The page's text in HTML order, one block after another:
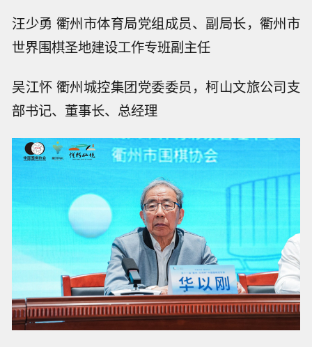
汪少勇 衢州市体育局党组成员、副局长，衢州市
世界围棋圣地建设工作专班副主任
吴江怀 衢州城控集团党委委员，柯山文旅公司支
部书记、董事长、总经理